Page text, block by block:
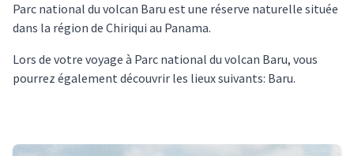
Parc national du volcan Baru est une réserve naturelle située
dans la région de Chiriqui au Panama.
Lors de votre voyage à Parc national du volcan Baru, vous
pourrez également découvrir les lieux suivants: Baru.